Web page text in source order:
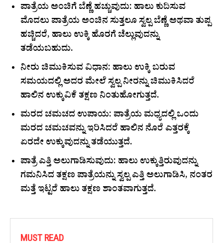
ಪಾತ್ರೆಯ ಅಂಚಿಗೆ ಬೆಣ್ಣೆ ಹಚ್ಚುವುದು: ಹಾಲು ಕುದಿಸುವ
ಮೊದಲು ಪಾತ್ರೆಯ ಅಂಚಿನ ಸುತ್ತಲೂ ಸ್ವಲ್ಪ ಬೆಣ್ಣೆ ಅಥವಾ ತುಪ್ಪ
ಹಚ್ಚಿದರೆ, ಹಾಲು ಉಕ್ಕಿ ಹೊರಗೆ ಚೆಲ್ಲುವುದನ್ನು
ತಡೆಯಬಹುದು.
ನೀರು ಚಿಮುಕಿಸುವ ವಿಧಾನ: ಹಾಲು ಉಕ್ಕಿ ಬರುವ
ಸಮಯದಲ್ಲಿ ಅದರ ಮೇಲೆ ಸ್ವಲ್ಪ ನೀರನ್ನು ಚಿಮುಕಿಸಿದರೆ
ಹಾಲಿನ ಉಕ್ಕುವಿಕೆ ತಕ್ಷಣ ನಿಂತುಹೋಗುತ್ತದೆ.
ಮರದ ಚಮಚದ ಉಪಾಯ: ಪಾತ್ರೆಯ ಮಧ್ಯದಲ್ಲಿ ಒಂದು
ಮರದ ಚಮಚವನ್ನು ಇರಿಸಿದರೆ ಹಾಲಿನ ನೊರೆ ಎತ್ತರಕ್ಕೆ
ಏರದೇ ಉಕ್ಕುವುದನ್ನು ತಡೆಯುತ್ತದೆ.
ಪಾತ್ರೆ ಎತ್ತಿ ಅಲುಗಾಡಿಸುವುದು: ಹಾಲು ಉಕ್ಕುತ್ತಿರುವುದನ್ನು
ಗಮನಿಸಿದ ತಕ್ಷಣ ಪಾತ್ರೆಯನ್ನು ಸ್ವಲ್ಪ ಎತ್ತಿ ಅಲುಗಾಡಿಸಿ, ನಂತರ
ಮತ್ತೆ ಇಟ್ಟರೆ ಹಾಲು ತಕ್ಷಣ ಶಾಂತವಾಗುತ್ತದೆ.
MUST READ